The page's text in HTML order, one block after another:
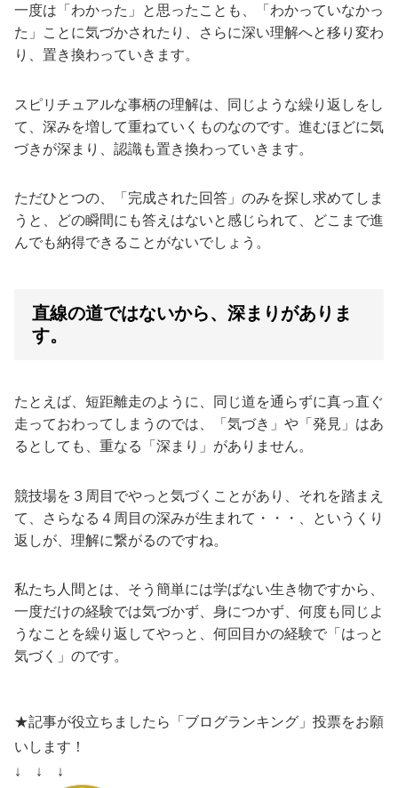
一度は「わかった」と思ったことも、「わかっていなかっ
た」ことに気づかされたり、さらに深い理解へと移り変わ
り、置き換わっていきます。
スピリチュアルな事柄の理解は、同じような繰り返しをし
て、深みを増して重ねていくものなのです。進むほどに気
づきが深まり、認識も置き換わっていきます。
ただひとつの、「完成された回答」のみを探し求めてしま
うと、どの瞬間にも答えはないと感じられて、どこまで進
んでも納得できることがないでしょう。
直線の道ではないから、深まりがありま
す。
たとえば、短距離走のように、同じ道を通らずに真っ直ぐ
走っておわってしまうのでは、「気づき」や「発見」はあ
るとしても、重なる「深まり」がありません。
競技場を３周目でやっと気づくことがあり、それを踏まえ
て、さらなる４周目の深みが生まれて・・・、というくり
返しが、理解に繋がるのですね。
私たち人間とは、そう簡単には学ばない生き物ですから、
一度だけの経験では気づかず、身につかず、何度も同じよ
うなことを繰り返してやっと、何回目かの経験で「はっと
気づく」のです。
★記事が役立ちましたら「ブログランキング」投票をお願
いします！
↓ ↓ ↓